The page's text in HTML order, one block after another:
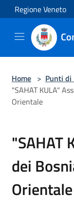
Salta al contenuto
Regione Veneto
Home > Punti di
"SAHAT KULA"
Orientale
"SAHAT
dei
Orientale